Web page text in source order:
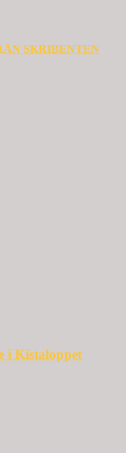
SKRIBENTEN
i Kistaloppet